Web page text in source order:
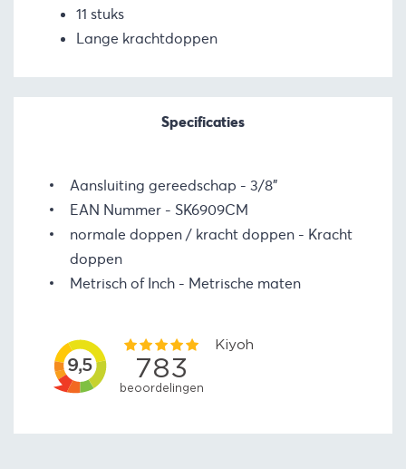
11 stuks
Lange krachtdoppen
Specificaties
Aansluiting gereedschap
3/8"
EAN Nummer
SK6909CM
normale doppen / kracht doppen
Kracht
doppen
Metrisch of Inch
Metrische maten